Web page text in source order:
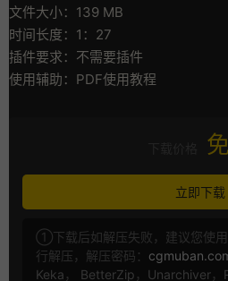
文件大小：139 MB
时间长度：1：27
插件要求：不需要插件
使用辅助：PDF使用教程
立即下载
①下载后如解压失败，建议您使
行解压，解压密码：
Keka ， BetterZip ， Unarchiver，